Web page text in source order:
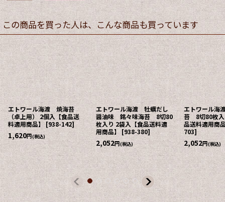
この商品を買った人は、こんな商品も買っています
エトワール海渡 焼海苔
（卓上用） 2個入【食品送
料適用商品】 [938-142]
1,620円(税込)
エトワール海渡 牡蠣だし
醤油味 銘々味海苔 8切80
枚入り 2袋入【食品送料適
用商品】 [938-380]
2,052円(税込)
エトワール海
苔 8切80枚入
品送料適用商
703]
2,052円(税込)